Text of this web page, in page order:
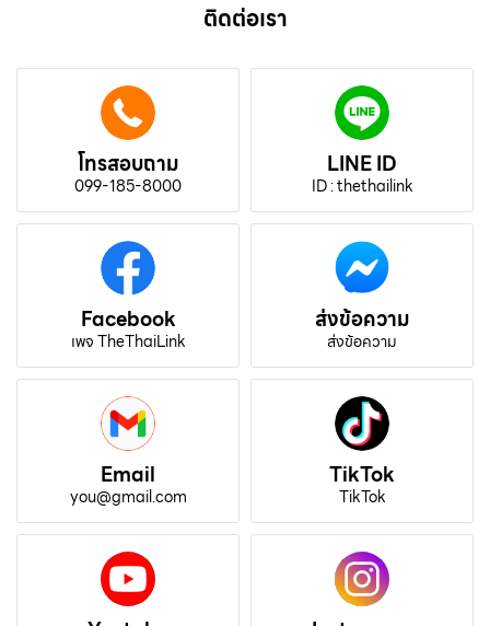
ติดต่อเรา
โทรสอบถาม
099-185-8000
LINE ID
ID : thethailink
Facebook
เพจ TheThaiLink
ส่งข้อความ
ส่งข้อความ
Email
you@gmail.com
TikTok
TikTok